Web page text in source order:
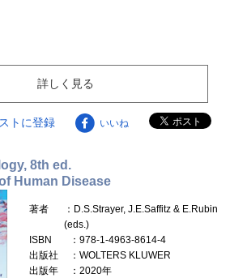
詳しく見る
トに登録 いいね
8th ed.
Human Disease
著者
：D.S.Strayer, J.E.Saffitz & E.Rubin
(eds.)
ISBN
：978-1-4963-8614-4
出版社
：WOLTERS KLUWER
出版年
：2020年